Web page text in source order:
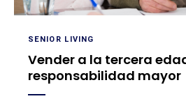
SENIOR LIVING
Vender a la tercera
responsabilidad mayor